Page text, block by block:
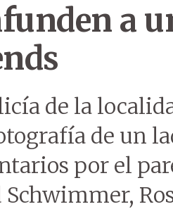
a
de la
de un
por el
Schwimmer,